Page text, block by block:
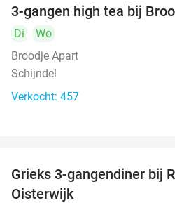
3-gangen high tea bij
Di
Wo
Broodje Apart
Schijndel
Verkocht: 457
Grieks 3-gangendiner bij
Oisterwijk